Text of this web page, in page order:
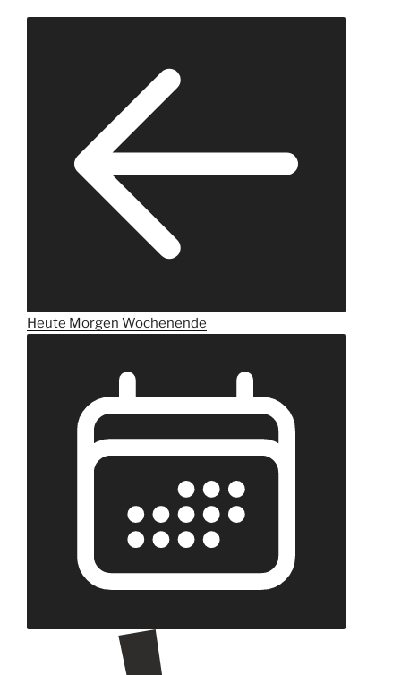
Heute Morgen Wochenende